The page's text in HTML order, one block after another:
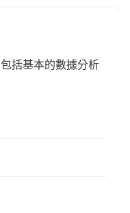
括基本的數據分析